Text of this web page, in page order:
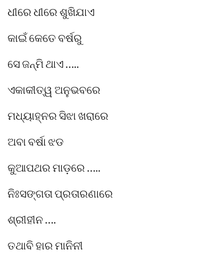
ଧୀରେ ଧୀରେ ଶୁଖିଯାଏ
କାଇଁ କେତେ ବର୍ଷରୁ
ସେ ଜନ୍ମି ଥାଏ …..
ଏକାକୀତ୍ୱ ଅନୁଭବରେ
ମଧ୍ୟାହ୍ନର ସିଝା ଖରାରେ
ଅବା ବର୍ଷା ଝଡ
କୁଆପଥର ମାଡ଼ରେ …..
ନିଃସଙ୍ଗତା ପ୍ରତାରଣାରେ
ଶ୍ରୀହୀନ ….
ତଥାବି ହାର ମାନିନୀ